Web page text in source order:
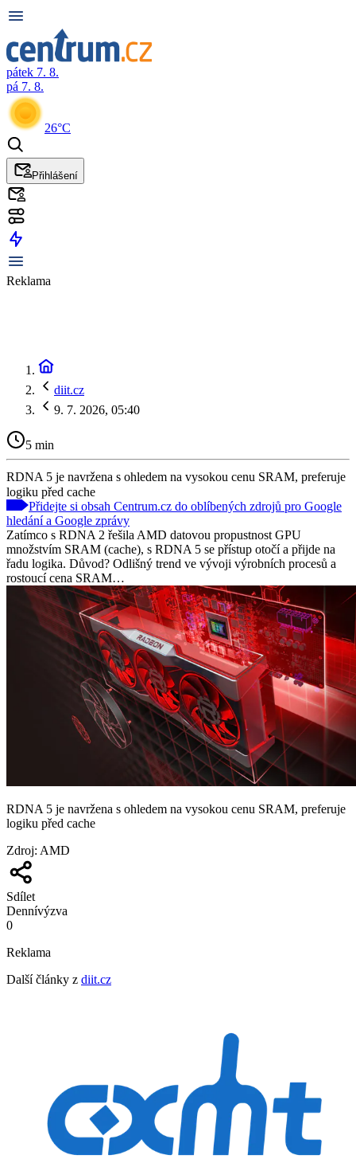
pátek 7. 8.
pá 7. 8.
26°C
Přihlášení
Reklama
diit.cz
9. 7. 2026, 05:40
5 min
RDNA 5 je navržena s ohledem na vysokou cenu SRAM, preferuje
logiku před cache
Přidejte si obsah Centrum.cz do oblíbených zdrojů pro Google
hledání a Google zprávy
Zatímco s RDNA 2 řešila AMD datovou propustnost GPU
množstvím SRAM (cache), s RDNA 5 se přístup otočí a přijde na
řadu logika. Důvod? Odlišný trend ve vývoji výrobních procesů a
rostoucí cena SRAM…
RDNA 5 je navržena s ohledem na vysokou cenu SRAM, preferuje
logiku před cache
Zdroj: AMD
Sdílet
Dennívýzva
0
Reklama
Další články z diit.cz